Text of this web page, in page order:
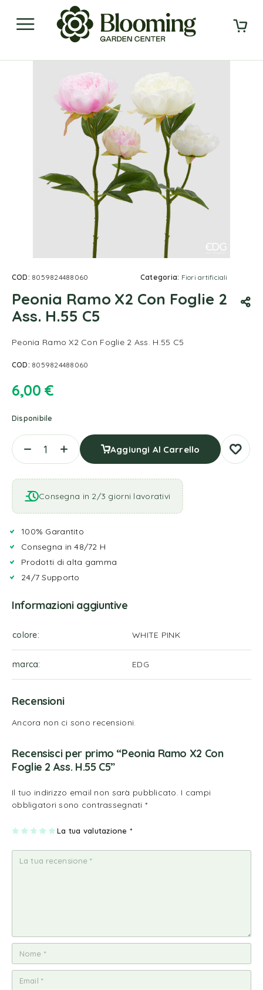
COD: 8059824488060 Categoria: Fiori artificiali
Peonia Ramo X2 Con Foglie 2
Ass. H.55 C5
Peonia Ramo X2 Con Foglie 2 Ass. H.55 C5
COD: 8059824488060
6,00 €
Disponibile
Aggiungi Al Carrello
Consegna in 2/3 giorni lavorativi
100% Garantito
Consegna in 48/72 H
Prodotti di alta gamma
24/7 Supporto
Informazioni aggiuntive
colore WHITE PINK
marca EDG
Recensioni
Ancora non ci sono recensioni.
Recensisci per primo “Peonia Ramo X2 Con
Foglie 2 Ass. H.55 C5”
Il tuo indirizzo email non sarà pubblicato. I campi
obbligatori sono contrassegnati *
La tua valutazione *
1
a
2
e
su
5
3
e
su
5
4
e
su
5
5
e
su
5